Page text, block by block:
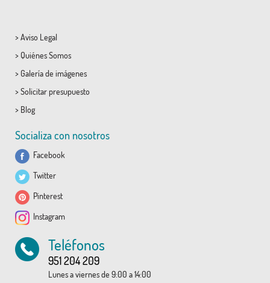
> Aviso Legal
> Quiénes Somos
> Galería de imágenes
> Solicitar presupuesto
> Blog
Socializa con nosotros
Facebook
Twitter
Pinterest
Instagram
Teléfonos
951 204 209
Lunes a viernes de 9:00 a 14:00